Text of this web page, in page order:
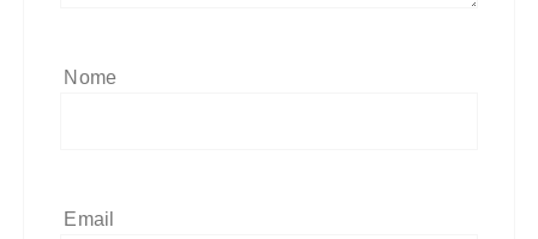
Nome
Email